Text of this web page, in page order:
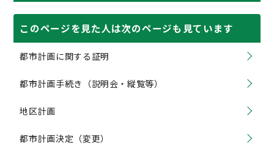
このページを見た人は次のページも見ています
都市計画に関する証明
都市計画手続き（説明会・縦覧等）
地区計画
都市計画決定（変更）